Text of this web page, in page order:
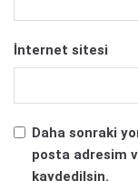
İnternet sitesi
Daha sonraki
posta adresim
kaydedilsin.